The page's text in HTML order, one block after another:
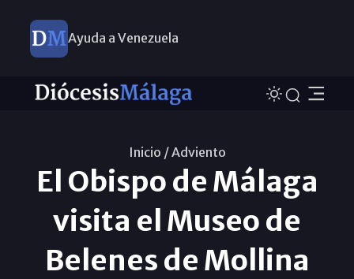
Ayuda a Venezuela
Inicio /Adviento
El Obispo de Málaga
visita el Museo de
Belenes de Mollina